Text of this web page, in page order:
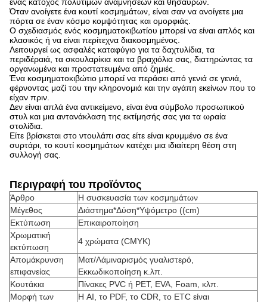
Όταν ανοίγετε ένα κουτί κοσμημάτων, είναι σαν να ανοίγετε μια
πόρτα σε έναν κόσμο κομψότητας και ομορφιάς.
Ο σχεδιασμός ενός κοσμηματοκιβωτίου μπορεί να είναι απλός και
κλασικός ή να είναι περίτεχνα διακοσμημένος.
Λειτουργεί ως ασφαλές καταφύγιο για τα δαχτυλίδια, τα
περιδέραιά, τα σκουλαρίκια και τα βραχιόλια σας, διατηρώντας τα
οργανωμένα και προστατευμένα από ζημιές.
Ένα κοσμηματοκιβώτιο μπορεί να περάσει από γενιά σε γενιά,
φέρνοντας μαζί του την κληρονομιά και την αγάπη εκείνων που το
είχαν πριν.
Δεν είναι απλά ένα αντικείμενο, είναι ένα σύμβολο προσωπικού
στυλ και μια αντανάκλαση της εκτίμησής σας για τα ωραία
στολίδια.
Είτε βρίσκεται στο ντουλάπι σας είτε είναι κρυμμένο σε ένα
συρτάρι, το κουτί κοσμημάτων κατέχει μια ιδιαίτερη θέση στη
συλλογή σας.
Περιγραφή του προϊόντος
Άρθρο
Η συσκευασία των κοσμημάτων
Μέγεθος
Διάστημα*Δύση*Υψόμετρο ((cm)
Εκτύπωση
Επικαιροποίηση
Χρωματική
εκτύπωση
4 χρώματα (CMYK)
Απομάκρυνση
επιφανείας
Ματ/Λάμιναρισμός γυαλιστερό,
Εκκωδικοποίηση κ.λπ.
Κουτάκια
Πίνακες PVC ή PET, EVA, Foam, κλπ.
Μορφή των
Η AI, το PDF, το CDR, το ETC είναι